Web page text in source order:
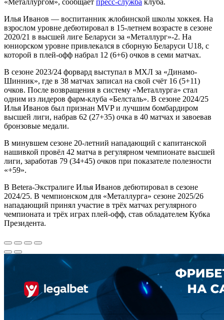
Илья Иванов — воспитанник жлобинской школы хоккея. На
взрослом уровне дебютировал в 15-летнем возрасте в сезоне
2020/21 в высшей лиге Беларуси за «Металлург»-2. На
юниорском уровне привлекался в сборную Беларуси U18, с
которой в плей-офф набрал 12 (6+6) очков в семи матчах.
В сезоне 2023/24 форвард выступал в МХЛ за «Динамо-
Шинник», где в 38 матчах записал на свой счёт 16 (5+11)
очков. После возвращения в систему «Металлурга» стал
одним из лидеров фарм-клуба «Белсталь». В сезоне 2024/25
Илья Иванов был признан MVP и лучшим бомбардиром
высшей лиги, набрав 62 (27+35) очка в 40 матчах и завоевав
бронзовые медали.
В минувшем сезоне 20-летний нападающий с капитанской
нашивкой провёл 42 матча в регулярном чемпионате высшей
лиги, заработав 79 (34+45) очков при показателе полезности
«+59».
В Betera-Экстралиге Илья Иванов дебютировал в сезоне
2024/25. В чемпионском для «Металлурга» сезоне 2025/26
нападающий принял участие в трёх матчах регулярного
чемпионата и трёх играх плей-офф, став обладателем Кубка
Президента.